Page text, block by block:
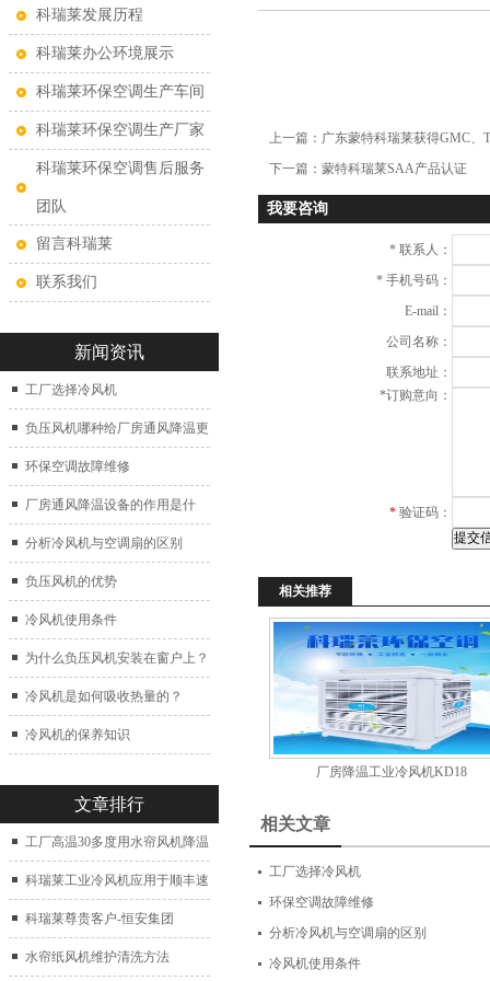
科瑞莱发展历程
科瑞莱办公环境展示
科瑞莱环保空调生产车间
科瑞莱环保空调生产厂家
科瑞莱环保空调售后服务
团队
留言科瑞莱
联系我们
新闻资讯
工厂选择冷风机
负压风机哪种给厂房通风降温更
好？
环保空调故障维修
厂房通风降温设备的作用是什
么？
分析冷风机与空调扇的区别
负压风机的优势
冷风机使用条件
为什么负压风机安装在窗户上？
冷风机是如何吸收热量的？
冷风机的保养知识
文章排行
工厂高温30多度用水帘风机降温
科瑞莱工业冷风机应用于顺丰速
运仓库通风降温
科瑞莱尊贵客户-恒安集团
水帘纸风机维护清洗方法
上一篇： 广东蒙特科瑞莱获得GMC、
下一篇： 蒙特科瑞莱SAA产品认证
我要咨询
* 联系人：
* 手机号码：
E-mail：
公司名称：
联系地址：
*订购意向：
* 验证码：
相关推荐
厂房降温工业冷风机KD18
相关文章
工厂选择冷风机
环保空调故障维修
分析冷风机与空调扇的区别
冷风机使用条件